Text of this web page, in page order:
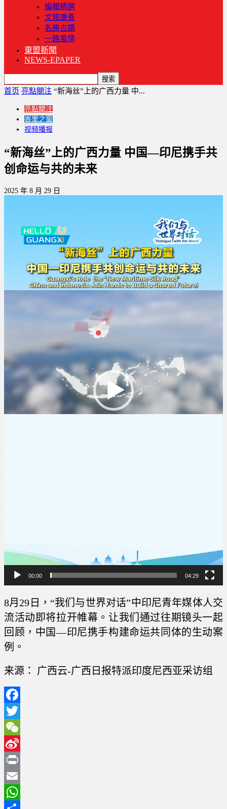
編輯精選
文旅康養
名勝古蹟
一路風情
東盟新聞
NEWS-EPAPER
首页 亮點關注 “新海丝”上的广西力量 中...
亮點關注
峇里之窗
视频播报
“新海丝”上的广西力量 中国—印尼携手共
创命运与共的未来
2025 年 8 月 29 日
00:00 04:29
8月29日，“我们与世界对话”中印尼青年媒体人交
流活动即将拉开帷幕。让我们通过往期镜头一起
回顾，中国—印尼携手构建命运共同体的生动案
例。
来源： 广西云-广西日报特派印度尼西亚采访组
Facebook
Twitter
WeChat
Sina
Weibo
Print
Email